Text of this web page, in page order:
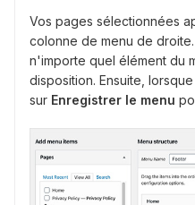
Vos pages sélectionnées
colonne de menu de
n'importe quel élément du
disposition. Ensuite,
sur Enregistrer le menu